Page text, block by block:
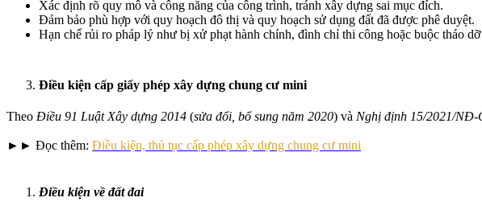
Xác định rõ quy mô và công năng của công trình, tránh xây dựng sai mục đích.
Đảm bảo phù hợp với quy hoạch đô thị và quy hoạch sử dụng đất đã được phê duyệt.
Hạn chế rủi ro pháp lý như bị xử phạt hành chính, đình chỉ thi công hoặc buộc tháo
Điều kiện cấp giấy phép xây dựng chung cư mini
Theo Điều 91 Luật Xây dựng 2014 (sửa đổi, bổ sung năm 2020) và Nghị định 15/2021/NĐ-
►► Đọc thêm: Điều kiện, thủ tục cấp phép xây dựng chung cư mini
Điều kiện về đất đai